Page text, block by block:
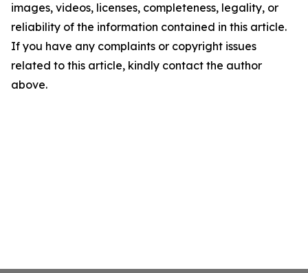
images, videos, licenses, completeness, legality, or
reliability of the information contained in this article.
If you have any complaints or copyright issues
related to this article, kindly contact the author
above.